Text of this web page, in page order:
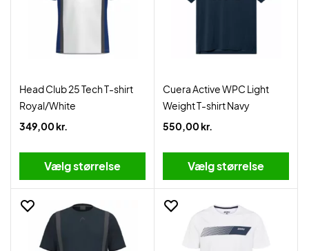
Head Club 25 Tech T-shirt
Royal/White
349,00 kr.
Vælg størrelse
Cuera Active WPC Light
Weight T-shirt Navy
550,00 kr.
Vælg størrelse